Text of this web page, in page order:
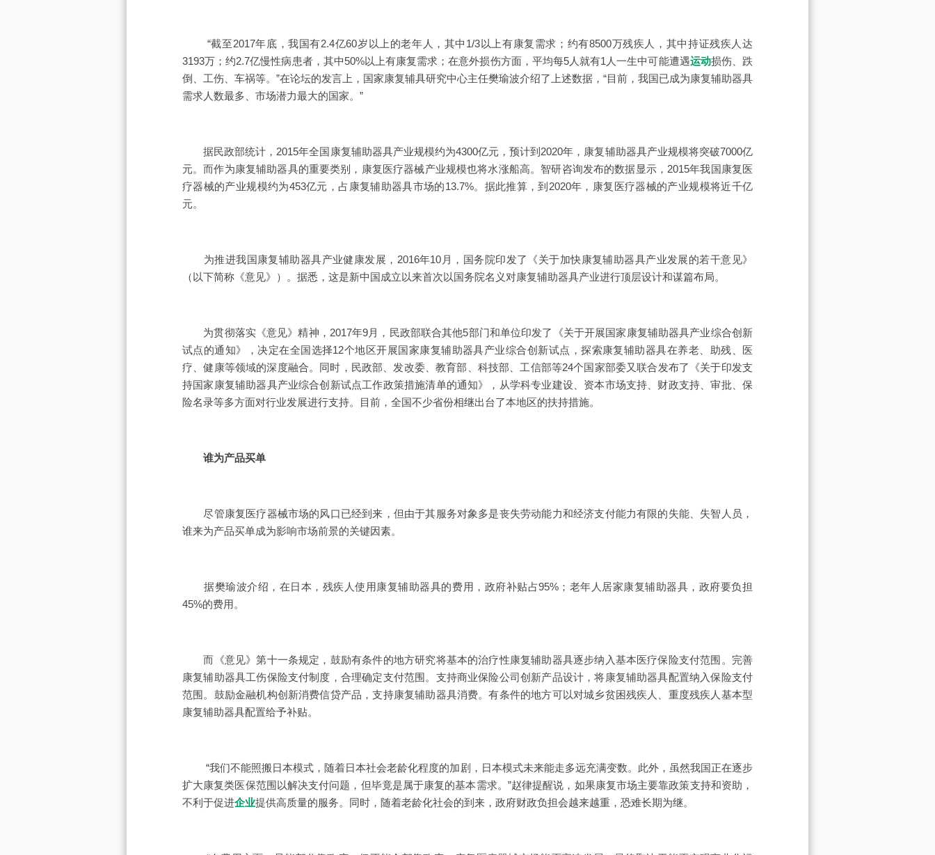
“截至2017年底，我国有2.4亿60岁以上的老年人，其中1/3以上有康复需求；约有8500万残疾人，其中持证残疾人达
3193万；约2.7亿慢性病患者，其中50%以上有康复需求；在意外损伤方面，平均每5人就有1人一生中可能遭遇运动损伤、跌
倒、工伤、车祸等。”在论坛的发言上，国家康复辅具研究中心主任樊瑜波介绍了上述数据，“目前，我国已成为康复辅助器具
需求人数最多、市场潜力最大的国家。”
据民政部统计，2015年全国康复辅助器具产业规模约为4300亿元，预计到2020年，康复辅助器具产业规模将突破7000亿
元。而作为康复辅助器具的重要类别，康复医疗器械产业规模也将水涨船高。智研咨询发布的数据显示，2015年我国康复医
疗器械的产业规模约为453亿元，占康复辅助器具市场的13.7%。据此推算，到2020年，康复医疗器械的产业规模将近千亿
元。
为推进我国康复辅助器具产业健康发展，2016年10月，国务院印发了《关于加快康复辅助器具产业发展的若干意见》
（以下简称《意见》）。据悉，这是新中国成立以来首次以国务院名义对康复辅助器具产业进行顶层设计和谋篇布局。
为贯彻落实《意见》精神，2017年9月，民政部联合其他5部门和单位印发了《关于开展国家康复辅助器具产业综合创新
试点的通知》，决定在全国选择12个地区开展国家康复辅助器具产业综合创新试点，探索康复辅助器具在养老、助残、医
疗、健康等领域的深度融合。同时，民政部、发改委、教育部、科技部、工信部等24个国家部委又联合发布了《关于印发支
持国家康复辅助器具产业综合创新试点工作政策措施清单的通知》，从学科专业建设、资本市场支持、财政支持、审批、保
险名录等多方面对行业发展进行支持。目前，全国不少省份相继出台了本地区的扶持措施。
谁为产品买单
尽管康复医疗器械市场的风口已经到来，但由于其服务对象多是丧失劳动能力和经济支付能力有限的失能、失智人员，
谁来为产品买单成为影响市场前景的关键因素。
据樊瑜波介绍，在日本，残疾人使用康复辅助器具的费用，政府补贴占95%；老年人居家康复辅助器具，政府要负担
45%的费用。
而《意见》第十一条规定，鼓励有条件的地方研究将基本的治疗性康复辅助器具逐步纳入基本医疗保险支付范围。完善
康复辅助器具工伤保险支付制度，合理确定支付范围。支持商业保险公司创新产品设计，将康复辅助器具配置纳入保险支付
范围。鼓励金融机构创新消费信贷产品，支持康复辅助器具消费。有条件的地方可以对城乡贫困残疾人、重度残疾人基本型
康复辅助器具配置给予补贴。
“我们不能照搬日本模式，随着日本社会老龄化程度的加剧，日本模式未来能走多远充满变数。此外，虽然我国正在逐步
扩大康复类医保范围以解决支付问题，但毕竟是属于康复的基本需求。”赵律提醒说，如果康复市场主要靠政策支持和资助，
不利于促进企业提供高质量的服务。同时，随着老龄化社会的到来，政府财政负担会越来越重，恐难长期为继。